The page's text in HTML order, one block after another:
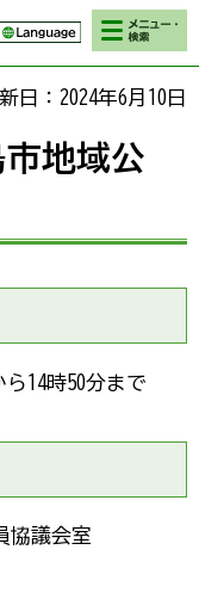
検索・メニ
ュー
日：2024年6月10日
市地域公
14時50分まで
協議会室